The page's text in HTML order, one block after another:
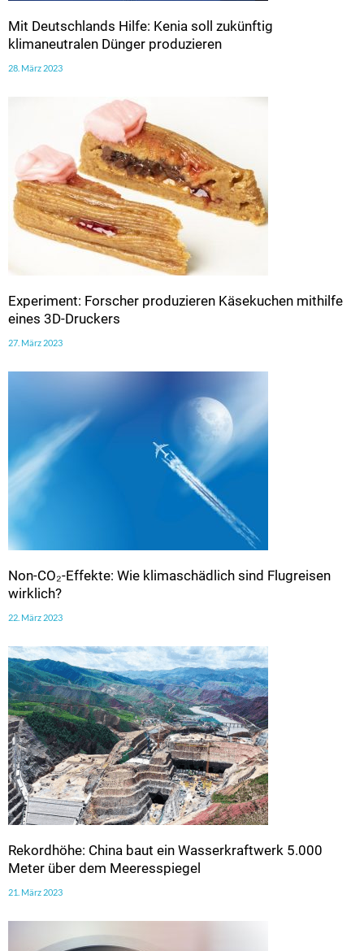
Mit Deutschlands Hilfe: Kenia soll zukünftig
klimaneutralen Dünger produzieren
28. März 2023
Experiment: Forscher produzieren Käsekuchen mithilfe
eines 3D-Druckers
27. März 2023
Non-CO₂-Effekte: Wie klimaschädlich sind Flugreisen
wirklich?
22. März 2023
Rekordhöhe: China baut ein Wasserkraftwerk 5.000
Meter über dem Meeresspiegel
21. März 2023